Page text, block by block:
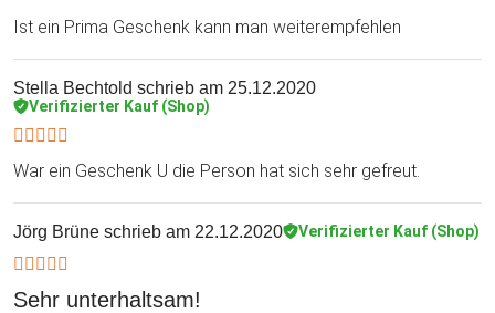
Ist ein Prima Geschenk kann man weiterempfehlen
Stella Bechtold schrieb am 25.12.2020
Verifizierter Kauf (Shop)
War ein Geschenk U die Person hat sich sehr gefreut.
Jörg Brüne schrieb am 22.12.2020 Verifizierter Kauf (Shop)
Sehr unterhaltsam!